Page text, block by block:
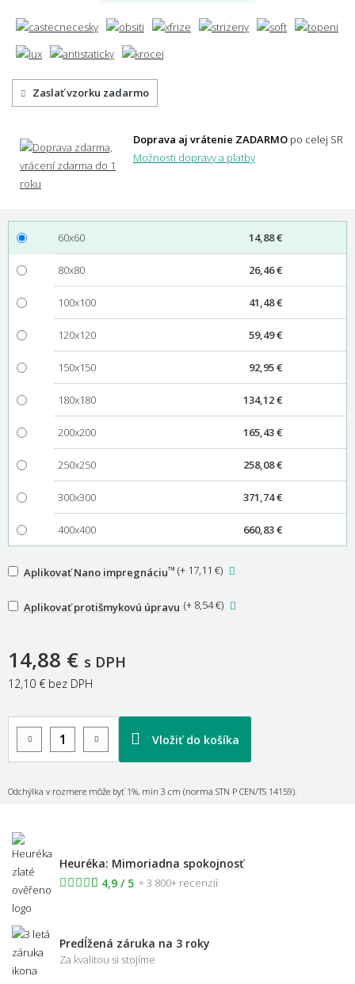
Zaslať vzorku zadarmo
Doprava aj vrátenie ZADARMO po celej SR
Možnosti dopravy a platby
60x60 14,88 €
80x80 26,46 €
100x100 41,48 €
120x120 59,49 €
150x150 92,95 €
180x180 134,12 €
200x200 165,43 €
250x250 258,08 €
300x300 371,74 €
400x400 660,83 €
Aplikovať Nano impregnáciu™ (+ 17,11 €)
Aplikovať protišmykovú úpravu (+ 8,54 €)
14,88 € s DPH
12,10 € bez DPH
Vložiť do košíka
Odchýlka v rozmere môže byť 1%, min 3 cm (norma STN P CEN/TS 14159).
Heuréka: Mimoriadna spokojnosť
4,9 / 5
3 800+ recenzií
Predĺžená záruka na 3 roky
Za kvalitou si stojíme